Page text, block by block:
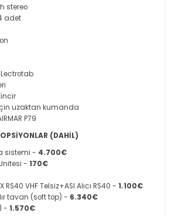
stereo
adet
uzaktan kumanda
P79
OPSİYONLAR (DAHİL)
sistemi - 4.700€
- 170€
RS40 VHF Telsiz+ASI Alıcı RS40 - 1.100€
tavan (soft top) - 6.340€
- 1.570€